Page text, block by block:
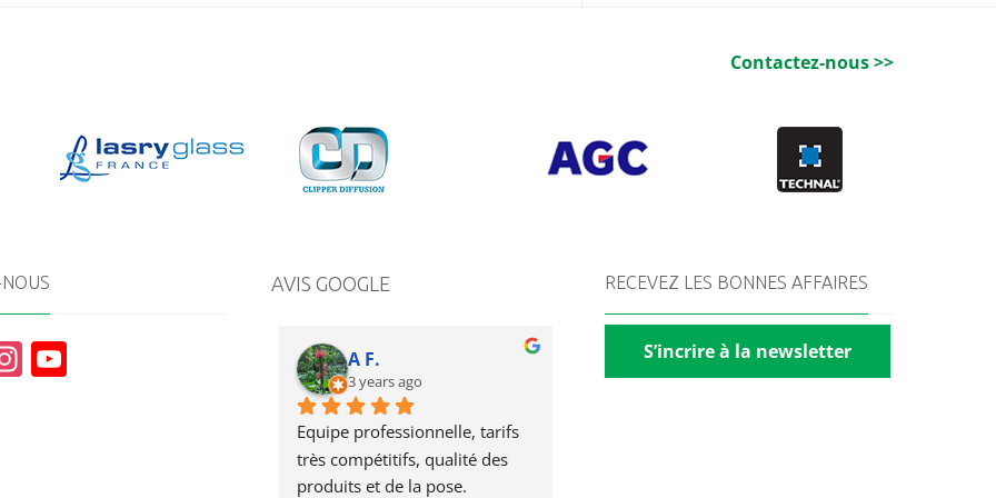
Contactez-nous >>
In
AVIS GOOGLE
A F.
3 years ago
Equipe professionnelle, tarifs
très compétitifs, qualité des
produits et de la pose.
RECEVEZ LES BONNES AFFAIRES
S’incrire à la newsletter